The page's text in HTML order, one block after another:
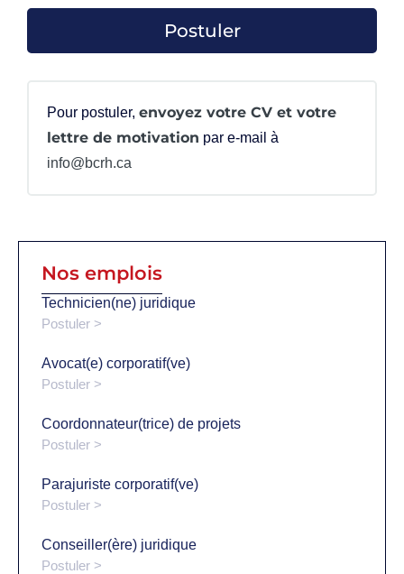
Pour postuler, envoyez votre CV et votre
lettre de motivation par e-mail à
info@bcrh.ca
Nos emplois
Technicien(ne) juridique
Postuler >
Avocat(e) corporatif(ve)
Postuler >
Coordonnateur(trice) de projets
Postuler >
Parajuriste corporatif(ve)
Postuler >
Conseiller(ère) juridique
Postuler >